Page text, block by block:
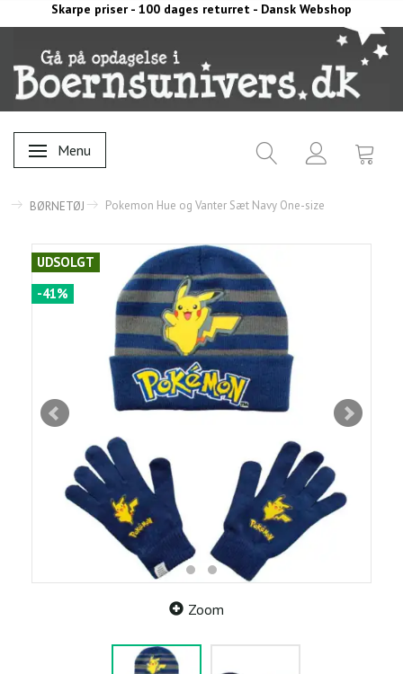
Skarpe priser - 100 dages returret - Dansk Webshop
Skifte navigation
Menu
BØRNETØJ Pokemon Hue og Vanter Sæt Navy One-size
UDSOLGT
-41%
Zoom